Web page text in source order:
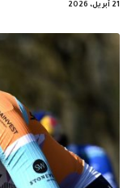
21 أبريل، 2026